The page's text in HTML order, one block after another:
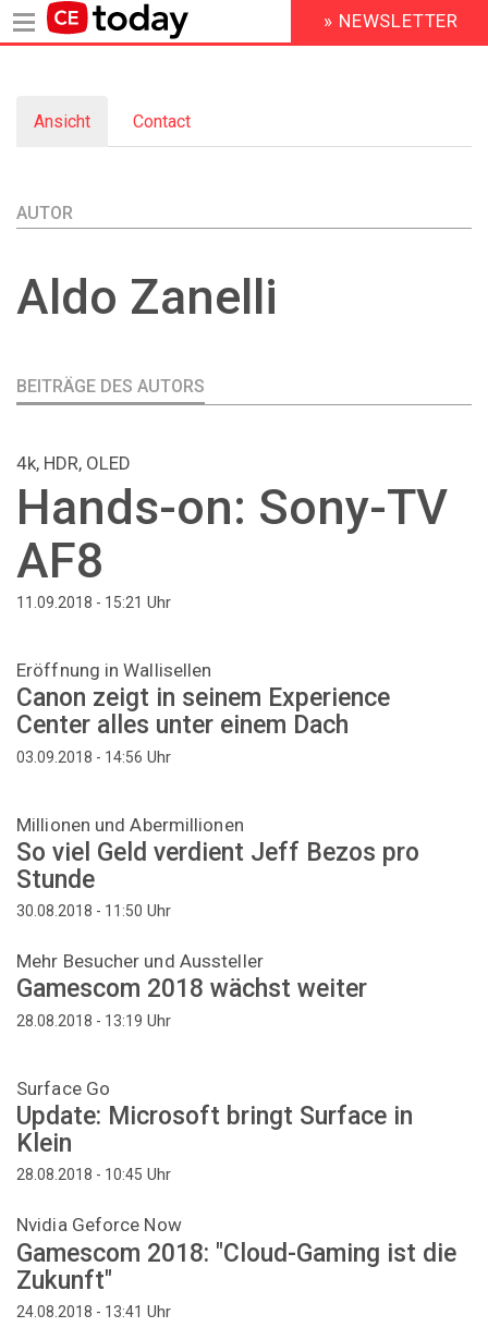
Inhalt
HEADER
MENU
» NEWSLETTER
Primary
Ansicht (aktiver
Reiter)
Contact
AUTOR
Aldo Zanelli
BEITRÄGE DES AUTORS
4k, HDR, OLED
Hands-on: Sony-TV
AF8
11.09.2018 - 15:21 Uhr
Eröffnung in Wallisellen
Canon zeigt in seinem Experience
Center alles unter einem Dach
03.09.2018 - 14:56 Uhr
Millionen und Abermillionen
So viel Geld verdient Jeff Bezos pro
Stunde
30.08.2018 - 11:50 Uhr
Mehr Besucher und Aussteller
Gamescom 2018 wächst weiter
28.08.2018 - 13:19 Uhr
Surface Go
Update: Microsoft bringt Surface in
Klein
28.08.2018 - 10:45 Uhr
Nvidia Geforce Now
Gamescom 2018: "Cloud-Gaming ist die
Zukunft"
24.08.2018 - 13:41 Uhr